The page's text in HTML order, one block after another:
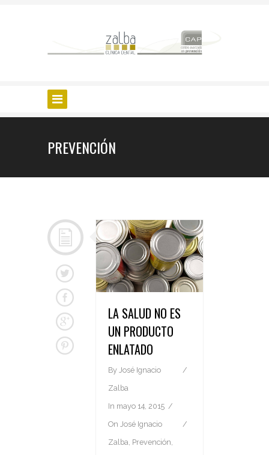
PREVENCIÓN
LA SALUD NO ES
UN PRODUCTO
ENLATADO
By José Ignacio
Zalba
In mayo 14, 2015
On José Ignacio
Zalba, Prevención,